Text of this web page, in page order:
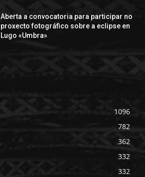
Aberta a convocatoria para participar no
proxecto fotográfico sobre a eclipse en
Lugo «Umbra»
1096
782
362
332
332